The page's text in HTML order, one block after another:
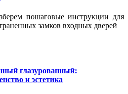
пошаговые инструкции для
замков входных дверей
глазурованный:
и эстетика